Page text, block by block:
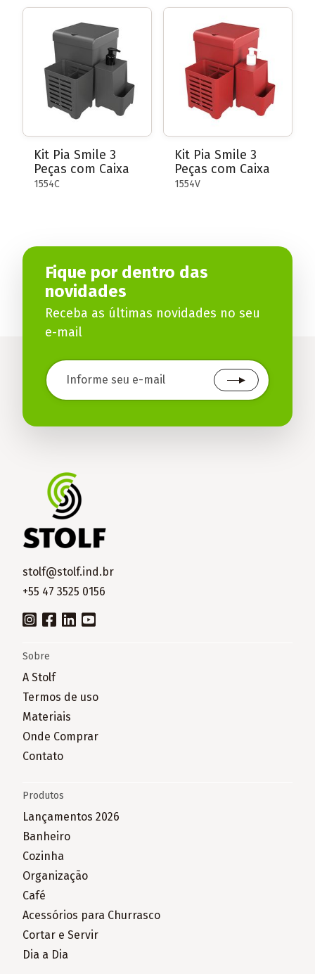
Kit Pia Smile 3
Peças com Caixa
1554C
Kit Pia Smile 3
Peças com Caixa
1554V
Fique por dentro das
novidades
Receba as últimas novidades no seu
e-mail
stolf@stolf.ind.br
+55 47 3525 0156
Sobre
A Stolf
Termos de uso
Materiais
Onde Comprar
Contato
Produtos
Lançamentos 2026
Banheiro
Cozinha
Organização
Café
Acessórios para Churrasco
Cortar e Servir
Dia a Dia